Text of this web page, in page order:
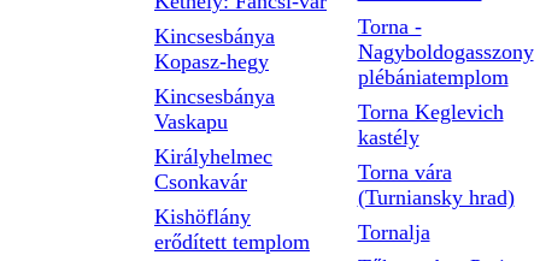
Kincsesbánya
Kopasz-hegy
Kincsesbánya
Vaskapu
Királyhelmec
Csonkavár
Kishöflány
erődített templom
Torna -
Nagyboldogasszony
plébániatemplom
Torna Keglevich
kastély
Torna vára
(Turniansky hrad)
Tornalja